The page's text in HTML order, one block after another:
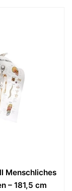
Menschliches
– 181,5 cm